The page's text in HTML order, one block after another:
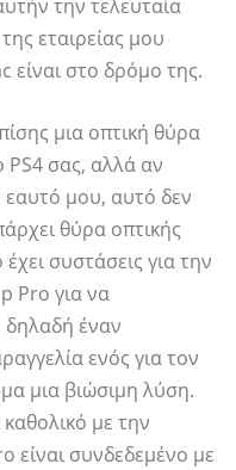
την τελευταία
εταιρείας μου
είναι στο δρόμο της.
μια οπτική θύρα
PS4 σας, αλλά αν
εαυτό μου, αυτό δεν
θύρα οπτικής
συστάσεις για την
Pro για να
δηλαδή έναν
ενός για τον
μια βιώσιμη λύση.
με την
είναι συνδεδεμένο με